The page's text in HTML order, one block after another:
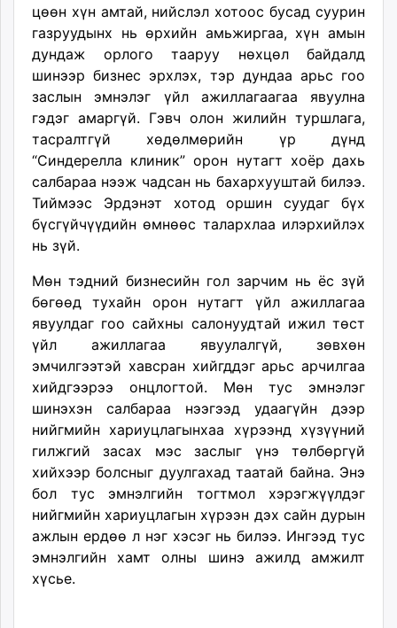
цөөн хүн амтай, нийслэл хотоос бусад суурин
газруудынх нь өрхийн амьжиргаа, хүн амын
дундаж орлого тааруу нөхцөл байдалд
шинээр бизнес эрхлэх, тэр дундаа арьс гоо
заслын эмнэлэг үйл ажиллагаагаа явуулна
гэдэг амаргүй. Гэвч олон жилийн туршлага,
тасралтгүй хөдөлмөрийн үр дүнд
“Синдерелла клиник” орон нутагт хоёр дахь
салбараа нээж чадсан нь бахархууштай билээ.
Тиймээс Эрдэнэт хотод оршин суудаг бүх
бүсгүйчүүдийн өмнөөс талархлаа илэрхийлэх
нь зүй.
Мөн тэдний бизнесийн гол зарчим нь ёс зүй
бөгөөд тухайн орон нутагт үйл ажиллагаа
явуулдаг гоо сайхны салонуудтай ижил төст
үйл ажиллагаа явуулалгүй, зөвхөн
эмчилгээтэй хавсран хийгддэг арьс арчилгаа
хийдгээрээ онцлогтой. Мөн тус эмнэлэг
шинэхэн салбараа нээгээд удаагүйн дээр
нийгмийн хариуцлагынхаа хүрээнд хүзүүний
гилжгий засах мэс заслыг үнэ төлбөргүй
хийхээр болсныг дуулгахад таатай байна. Энэ
бол тус эмнэлгийн тогтмол хэрэгжүүлдэг
нийгмийн хариуцлагын хүрээн дэх сайн дурын
ажлын ердөө л нэг хэсэг нь билээ. Ингээд тус
эмнэлгийн хамт олны шинэ ажилд амжилт
хүсье.